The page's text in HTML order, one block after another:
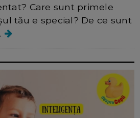
Care sunt primele
tău e special? De ce sunt